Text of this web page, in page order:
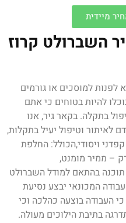
מיידית
השברולט קרוז
לפנות למוסכים או גורמים
להיות בטוחים כי אתם
בתקלה. בקאר גיר, אנו
וטיפול יעיל בתקלות,
ויסודי,הכולל: החלפת
– ממיר מומנט,
תוכנה בהתאם למודל השברולט
המכונאי יבצע נסיעת
העבודה בוצעה כהלכה וכי
בתיבת הילוכים מעולה.